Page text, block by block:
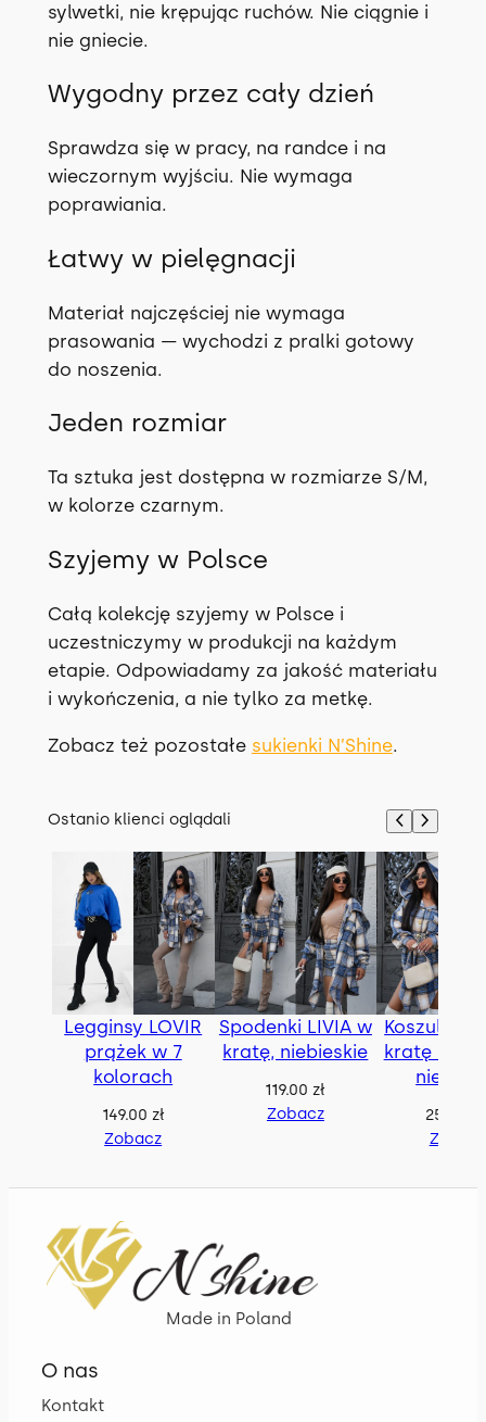
sylwetki, nie krępując ruchów. Nie ciągnie i
nie gniecie.
Wygodny przez cały dzień
Sprawdza się w pracy, na randce i na
wieczornym wyjściu. Nie wymaga
poprawiania.
Łatwy w pielęgnacji
Materiał najczęściej nie wymaga
prasowania — wychodzi z pralki gotowy
do noszenia.
Jeden rozmiar
Ta sztuka jest dostępna w rozmiarze S/M,
w kolorze czarnym.
Szyjemy w Polsce
Całą kolekcję szyjemy w Polsce i
uczestniczymy w produkcji na każdym
etapie. Odpowiadamy za jakość materiału
i wykończenia, a nie tylko za metkę.
Zobacz też pozostałe sukienki N’Shine.
Ostanio klienci oglądali
Legginsy LOVIR
prążek w 7
kolorach
149.00 zł
Zobacz
Spodenki LIVIA w
kratę, niebieskie
119.00zł
Zobacz
Koszula
kratę z
259.00
Zobacz
Made in Poland
O nas
Kontakt